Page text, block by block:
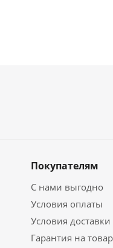
Покупателям
С нами выгодно
Условия оплаты
Условия доставки
Гарантия на товар